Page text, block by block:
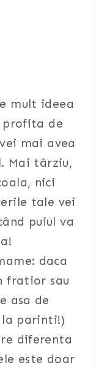
mult ideea
profita de
mai avea
Mai târziu,
nici
tale vei
puiul va
daca
fratior sau
asa de
la parinti!)
diferenta
este doar